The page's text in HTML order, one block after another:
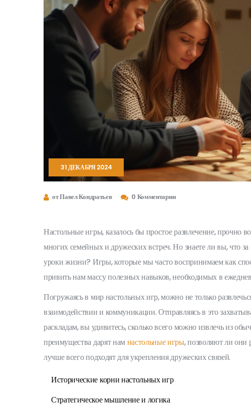
31 ДЕКАБРЯ 2024
от Павел Кондратьев 0 Комментарии
Настольные игры, казалось бы простое развлечение,
многих семейных и дружеских встреч. Но знаете ли вы, что
уроки жизни? Игры, которые мы часто воспринимаем как
привить нам массу полезных навыков, необходимых в
Погружаясь в мир настольных игр, можно не только
взаимодействии и коммуникации. Отправляясь в это
раскладам, вы удивитесь, сколько всего можно извлечь из
преимущества дарят намнастольные игры, позволяют ли они
лучше всего подходят для укрепления дружеских связей.
Исторические корни настольных игр
Стратегическое мышление и логика